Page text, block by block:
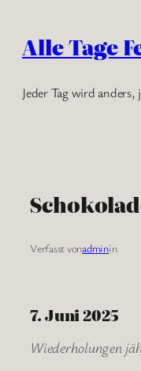
Inhalt
springen
Alle Tage
Jeder Tag wird anders,
Verfasst vonadminin
7. Juni 2025
Wiederholungen